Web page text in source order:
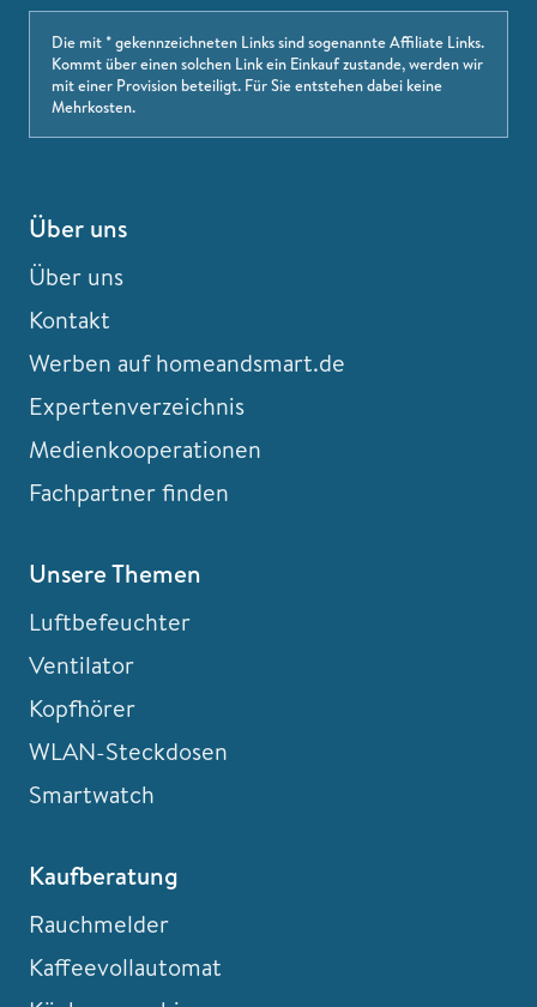
Die mit * gekennzeichneten Links sind sogenannte Affiliate Links.
Kommt über einen solchen Link ein Einkauf zustande, werden wir
mit einer Provision beteiligt. Für Sie entstehen dabei keine
Mehrkosten.
Über uns
Über uns
Kontakt
Werben auf homeandsmart.de
Expertenverzeichnis
Medienkooperationen
Fachpartner finden
Unsere Themen
Luftbefeuchter
Ventilator
Kopfhörer
WLAN-Steckdosen
Smartwatch
Kaufberatung
Rauchmelder
Kaffeevollautomat